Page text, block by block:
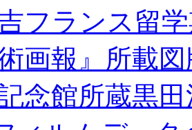
フランス留
術画報』所載
念館所蔵黒